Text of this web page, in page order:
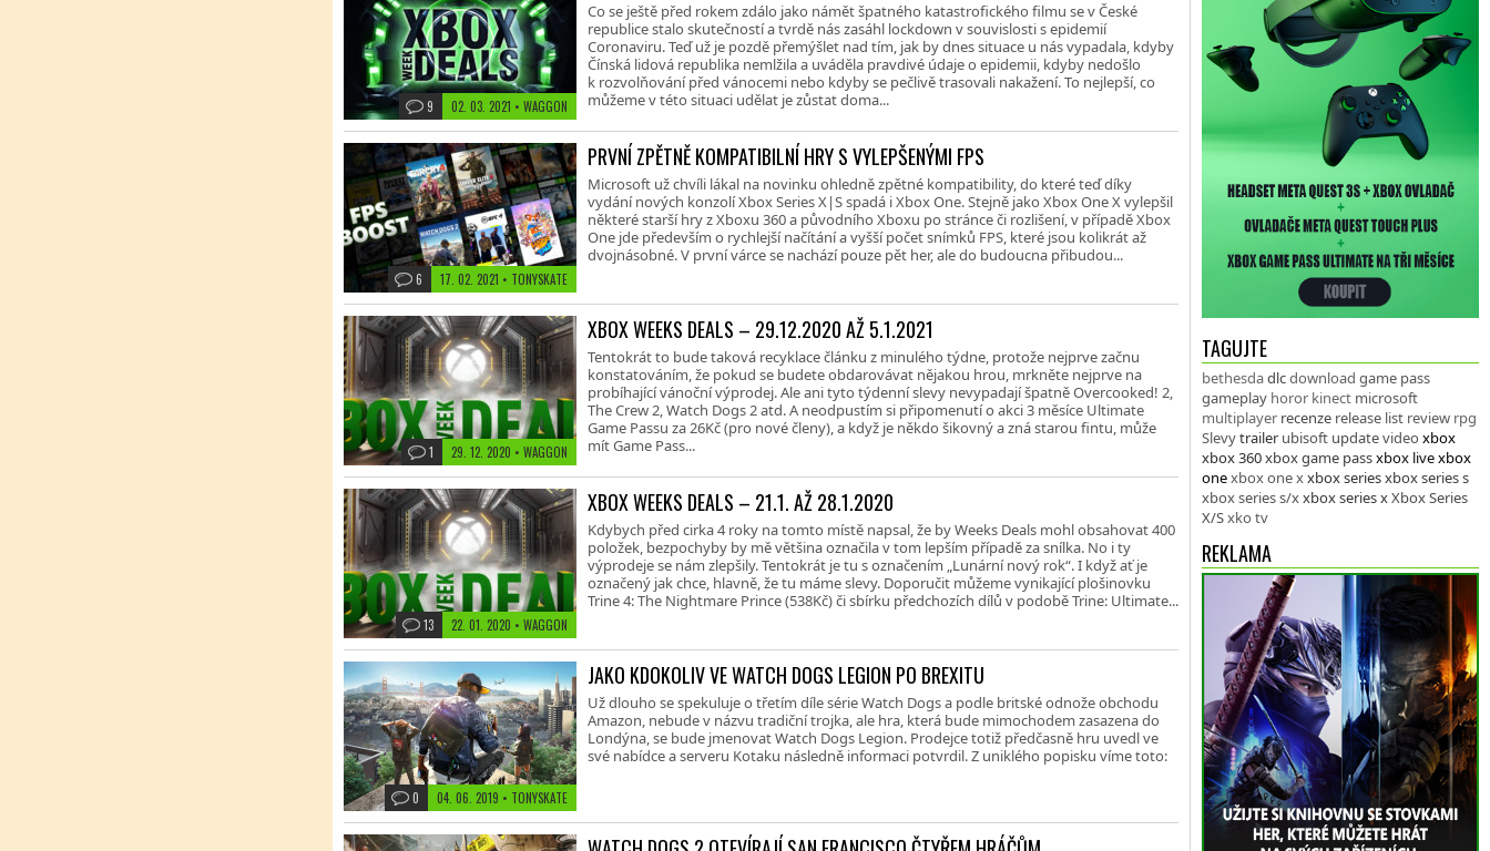
TAGUJTE
bethesdadlcdownload game pass
gameplay horor kinect microsoft
multiplayer recenze release list review rpg
Slevytrailer ubisoft updatevideo xbox
xbox 360xbox game passxbox livexbox
onexbox one xxbox seriesxbox series s
xbox series s/xxbox series xXbox Series
X/Sxko tv
REKLAMA
02. 03. 2021 • WAGGON
9
Co se ještě před rokem zdálo jako námět špatného katastrofického filmu se v České
republice stalo skutečností a tvrdě nás zasáhl lockdown v souvislosti s epidemií
Coronaviru. Teď už je pozdě přemýšlet nad tím, jak by dnes situace u nás vypadala, kdyby
Čínská lidová republika nemlžila a uváděla pravdivé údaje o epidemii, kdyby nedošlo
k rozvolňování před vánocemi nebo kdyby se pečlivě trasovali nakažení. To nejlepší, co
můžeme v této situaci udělat je zůstat doma...
17. 02. 2021 • TONYSKATE
6
PRVNÍ ZPĚTNĚ KOMPATIBILNÍ HRY S VYLEPŠENÝMI FPS
Microsoft už chvíli lákal na novinku ohledně zpětné kompatibility, do které teď díky
vydání nových konzolí Xbox Series X|S spadá i Xbox One. Stejně jako Xbox One X vylepšil
některé starší hry z Xboxu 360 a původního Xboxu po stránce či rozlišení, v případě Xbox
One jde především o rychlejší načítání a vyšší počet snímků FPS, které jsou kolikrát až
dvojnásobné. V první várce se nachází pouze pět her, ale do budoucna přibudou...
29. 12. 2020 • WAGGON
1
XBOX WEEKS DEALS – 29.12.2020 AŽ 5.1.2021
Tentokrát to bude taková recyklace článku z minulého týdne, protože nejprve začnu
konstatováním, že pokud se budete obdarovávat nějakou hrou, mrkněte nejprve na
probíhající vánoční výprodej. Ale ani tyto týdenní slevy nevypadají špatně Overcooked! 2,
The Crew 2, Watch Dogs 2 atd. A neodpustím si připomenutí o akci 3 měsíce Ultimate
Game Passu za 26Kč (pro nové členy), a když je někdo šikovný a zná starou fintu, může
mít Game Pass...
22. 01. 2020 • WAGGON
13
XBOX WEEKS DEALS – 21.1. AŽ 28.1.2020
Kdybych před cirka 4 roky na tomto místě napsal, že by Weeks Deals mohl obsahovat 400
položek, bezpochyby by mě většina označila v tom lepším případě za snílka. No i ty
výprodeje se nám zlepšily. Tentokrát je tu s označením „Lunární nový rok“. I když ať je
označený jak chce, hlavně, že tu máme slevy. Doporučit můžeme vynikající plošinovku
Trine 4: The Nightmare Prince (538Kč) či sbírku předchozích dílů v podobě Trine: Ultimate...
04. 06. 2019 • TONYSKATE
0
JAKO KDOKOLIV VE WATCH DOGS LEGION PO BREXITU
Už dlouho se spekuluje o třetím díle série Watch Dogs a podle britské odnože obchodu
Amazon, nebude v názvu tradiční trojka, ale hra, která bude mimochodem zasazena do
Londýna, se bude jmenovat Watch Dogs Legion. Prodejce totiž předčasně hru uvedl ve
své nabídce a serveru Kotaku následně informaci potvrdil. Z uniklého popisku víme toto: